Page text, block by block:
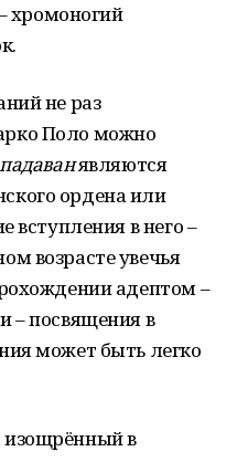
хромоногий
не раз
Поло можно
падаванявляются
ордена или
вступления в него –
возрасте увечья
адептом –
– посвящения в
может быть легко
изощрённый в